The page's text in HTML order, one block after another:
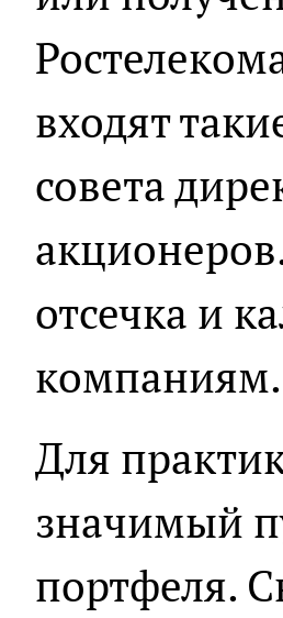
входят
совета
отсечка и
компаниям.
Для
значимый
портфеля.